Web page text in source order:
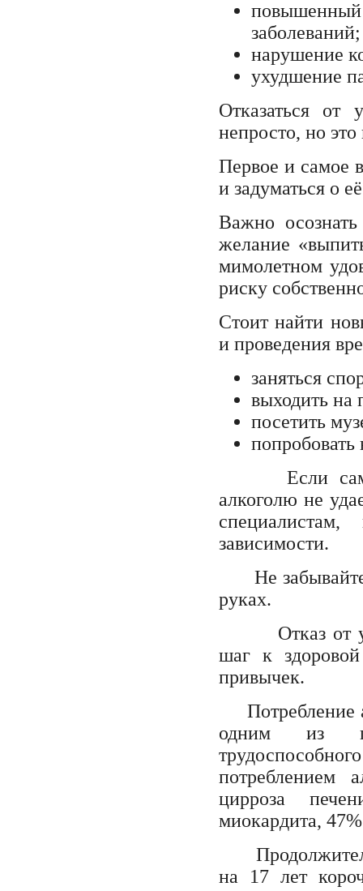
заболеваний;
нарушение
ухудшение
Отказаться от
непросто, но
Первое и самое
и задуматься о
Важно
желание
мимолетном
риску
Стоит найти
и проведения
заняться
выходить на
посетить
попробовать
Если
алкоголю не
зависимости.
Не забывайте,
руках.
Отказ от
шаг к
привычек.
Потребление
одним из
потреблением
цирроза
миокардита,
на 17 лет